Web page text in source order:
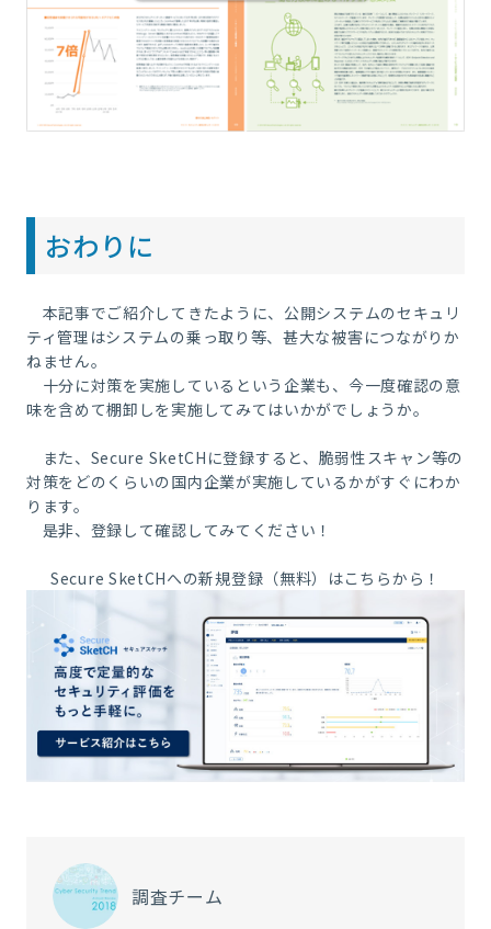
おわりに
本記事でご紹介してきたように、公開システムのセキュリ
ティ管理はシステムの乗っ取り等、甚大な被害につながりか
ねません。
十分に対策を実施しているという企業も、今一度確認の意
味を含めて棚卸しを実施してみてはいかがでしょうか。
また、Secure SketCHに登録すると、脆弱性スキャン等の
対策をどのくらいの国内企業が実施しているかがすぐにわか
ります。
是非、登録して確認してみてください！
Secure SketCHへの新規登録（無料）はこちらから！
調査チーム